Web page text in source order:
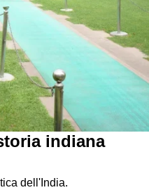
indiana
dell'India.